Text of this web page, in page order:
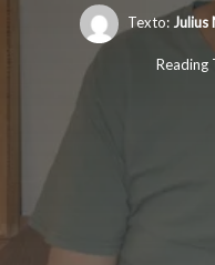
Texto: Julius
Reading